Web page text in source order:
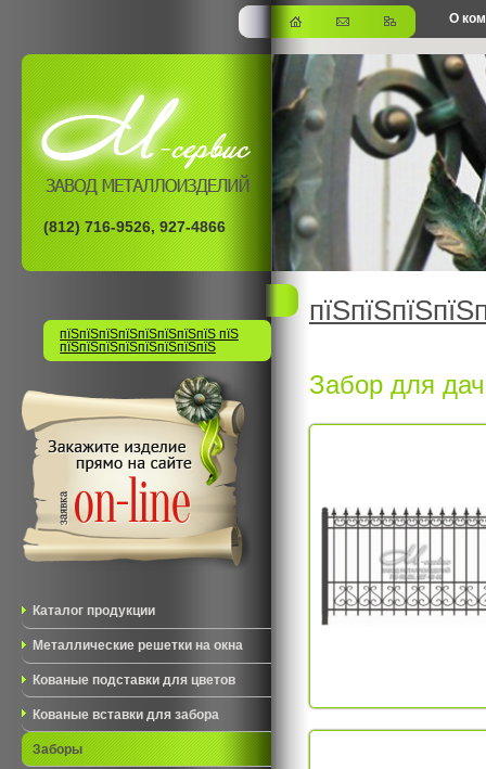
О
офис
(812) 716-9526, 927-4866
пїЅпїЅпїЅпїЅпїЅпїЅпїЅпїЅ пїЅ
пїЅпїЅпїЅпїЅпїЅпїЅпїЅпїЅ
Каталог продукции
Металлические решетки на окна
Кованые подставки для цветов
Кованые вставки для забора
Заборы
Забор для